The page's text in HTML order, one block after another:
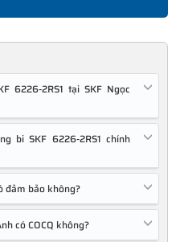
6226-2RS1 tại SKF Ngọc
bi SKF 6226-2RS1 chính
đảm bảo không?
có COCQ không?